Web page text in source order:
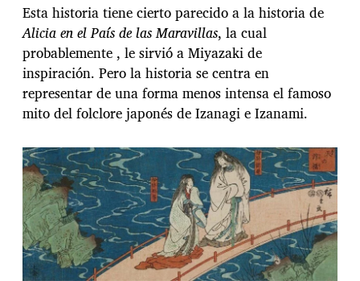
Esta historia tiene cierto parecido a la historia de
Alicia en el País de las Maravillas, la cual
probablemente , le sirvió a Miyazaki de
inspiración. Pero la historia se centra en
representar de una forma menos intensa el famoso
mito del folclore japonés de Izanagi e Izanami.